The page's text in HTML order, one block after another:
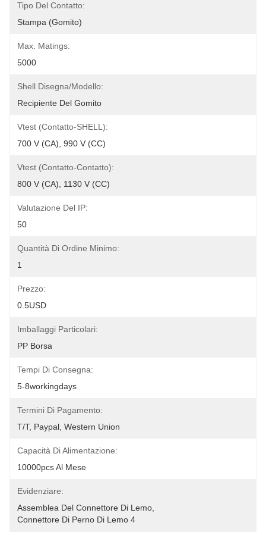
Tipo Del Contatto:
Stampa (gomito)
Max. Matings:
5000
Shell Disegna/modello:
Recipiente Del Gomito
Vtest (contatto-SHELL):
700 V (CA), 990 V (CC)
Vtest (contatto-Contatto):
800 V (CA), 1130 V (CC)
Valutazione Del IP:
50
Quantità Di Ordine Minimo:
1
Prezzo:
0.5USD
Imballaggi Particolari:
PP Borsa
Tempi Di Consegna:
5-8workingdays
Termini Di Pagamento:
T/T, Paypal, Western Union
Capacità Di Alimentazione:
10000pcs Al Mese
Evidenziare:
Assemblea Del Connettore Di Lemo
Connettore Di Perno Di Lemo 4